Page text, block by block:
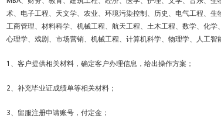
术、电子工程、天文学、农业、环境污染控制、历史、电气工程、生
工商管理、材料科学、机械工程、航天工程、土木工程、数学、化学
心理学、戏剧、市场营销、机械工程、计算机科学、物理学、人工智
1、客户提供相关材料，确定客户办理信息，给出操作方案；
2、补充毕业证成绩单等相关材料；
3、留服注册申请账号，付定金；